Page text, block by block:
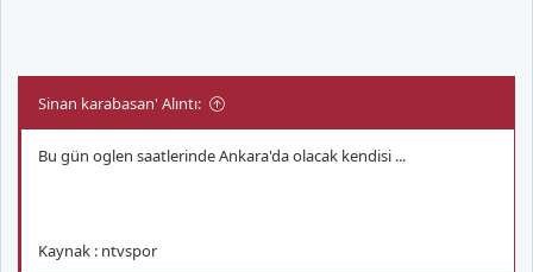
Sinan karabasan' Alıntı:
Bu gün oglen saatlerinde Ankara'da olacak kendisi ...
Kaynak : ntvspor